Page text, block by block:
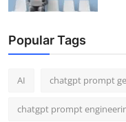
Popular Tags
AI chatgpt prompt
chatgpt prompt